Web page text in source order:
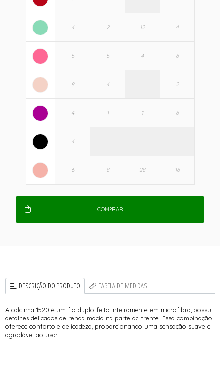
COMPRAR
DESCRIÇÃO DO PRODUTO TABELA DE MEDIDAS
A calcinha 1520 é um fio duplo feito inteiramente em microfibra, possui
detalhes delicados de renda macia na parte da frente. Essa combinação
oferece conforto e delicadeza, proporcionando uma sensação suave e
agradável ao usar.